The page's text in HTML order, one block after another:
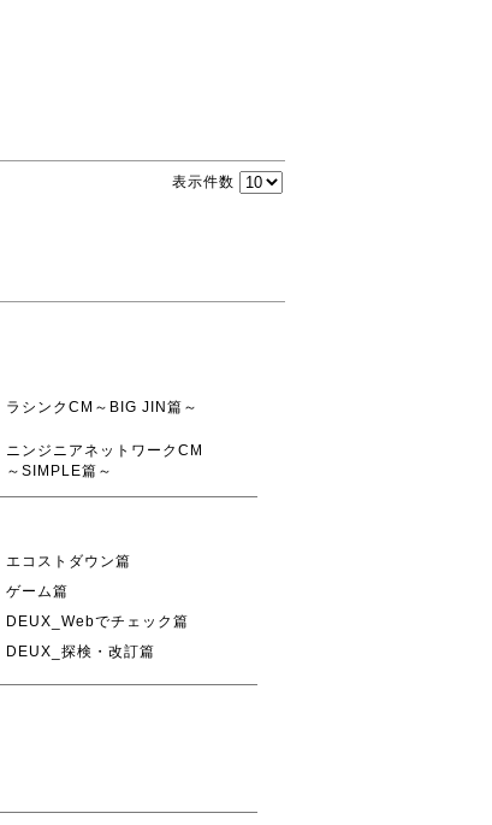
表示件数
ラシンクCM～BIG JIN篇～
ニンジニアネットワークCM
～SIMPLE篇～
エコストダウン篇
ゲーム篇
DEUX_Webでチェック篇
DEUX_探検・改訂篇